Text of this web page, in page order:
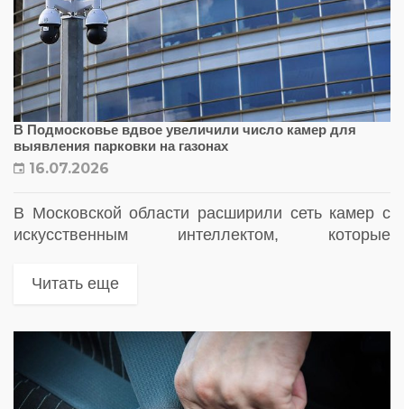
В Подмосковье вдвое увеличили число камер для
выявления парковки на газонах
16.07.2026
В Московской области расширили сеть камер с
искусственным интеллектом, которые
припаркованные на газонах. Количество
Читать еще